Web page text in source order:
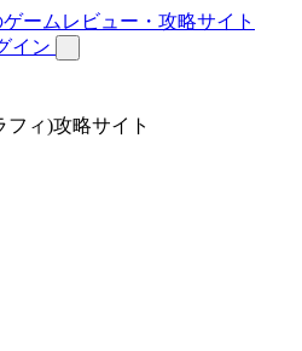
イン
ィ)攻略サイト